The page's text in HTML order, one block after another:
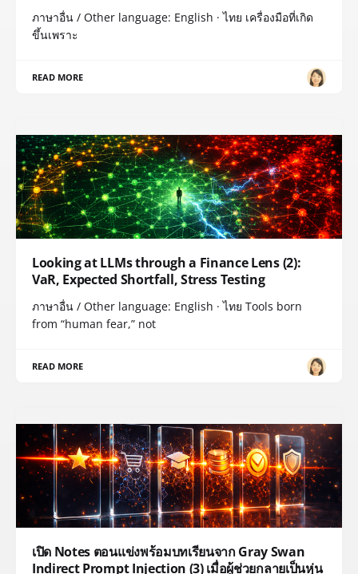
ภาษาอื่น / Other language: English · ไทย เครื่องมือที่เกิด
ขึ้นเพราะ
READ MORE
Looking at LLMs through a Finance Lens (2):
VaR, Expected Shortfall, Stress Testing
ภาษาอื่น / Other language: English · ไทย Tools born
from “human fear,” not
READ MORE
เปิด Notes ตอนแข่งพร้อมบทเรียนจาก Gray Swan
Indirect Prompt Injection (3) เมื่อผู้ช่วยกลายเป็นหุ่น